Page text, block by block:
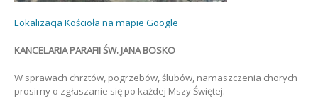
Lokalizacja Kościoła na mapie Google
KANCELARIA PARAFII ŚW. JANA BOSKO
W sprawach chrztów, pogrzebów, ślubów, namaszczenia chorych
prosimy o zgłaszanie się po każdej Mszy Świętej.